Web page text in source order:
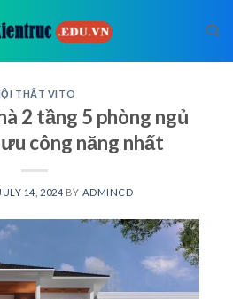
THẤT VITO
2 tầng 5 phòng ngủ
công năng nhất
JULY 14, 2024 BY ADMINCD